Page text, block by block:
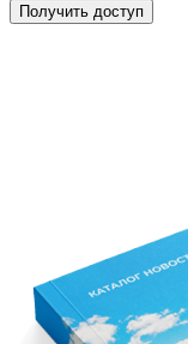
Получить доступ